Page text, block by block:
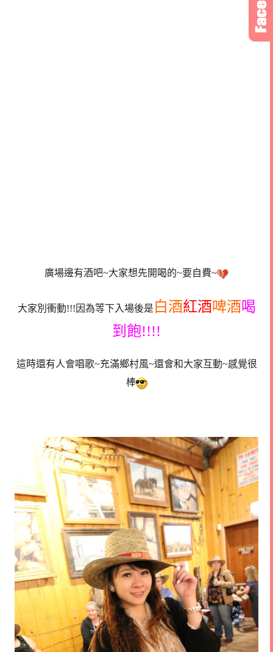
廣場邊有酒吧~大家想先開喝的~要自費~
大家別衝動!!!因為等下入場後是 白酒紅酒啤酒喝
到飽!!!!
這時還有人會唱歌~充滿鄉村風~還會和大家互動~感覺很
棒